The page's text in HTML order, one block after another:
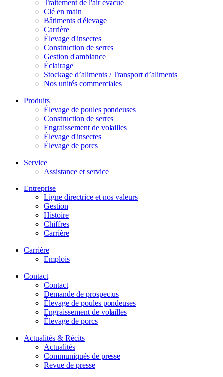
Traitement de l'air évacué
Clé en main
Bâtiments d'élevage
Carrière
Élevage d'insectes
Construction de serres
Gestion d'ambiance
Éclairage
Stockage d’aliments / Transport d’aliments
Nos unités commerciales
Produits
Élevage de poules pondeuses
Construction de serres
Engraissement de volailles
Élevage d'insectes
Élevage de porcs
Service
Assistance et service
Entreprise
Ligne directrice et nos valeurs
Gestion
Histoire
Chiffres
Carrière
Carrière
Emplois
Contact
Contact
Demande de prospectus
Élevage de poules pondeuses
Engraissement de volailles
Élevage de porcs
Actualités & Récits
Actualités
Communiqués de presse
Revue de presse